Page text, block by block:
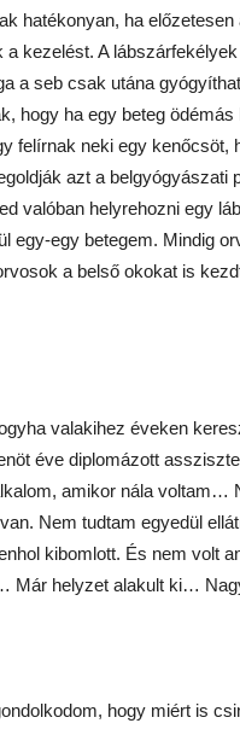
hatékonyan, ha
kezelést. A
a seb csak utána
hogy ha egy beteg ödémás
felírnak neki egy kenőcsöt,
azt a belgyógyászati
valóban helyrehozni egy
egy-egy betegem. Mindig
a belső okokat is
valakihez éveken
éve diplomázott
amikor nála voltam…
Nem tudtam egyedül
kibomlott. És nem volt
Már helyzet alakult ki…
hogy miért is